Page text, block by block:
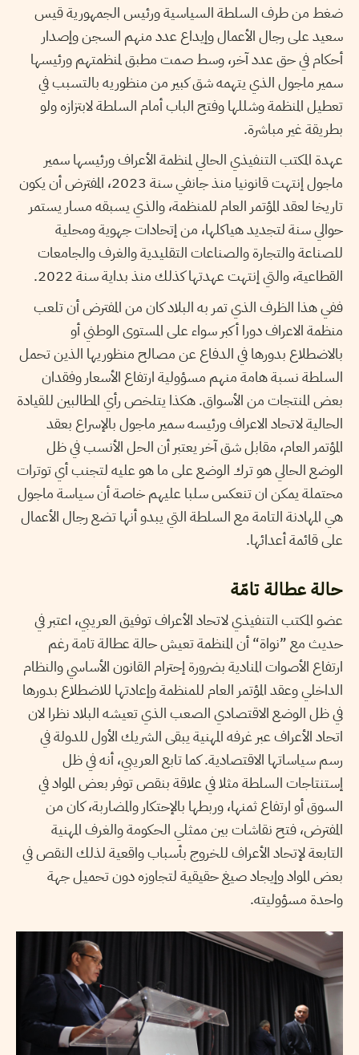
ضغط من طرف السلطة السياسية ورئيس الجمهورية قيس
سعيد على رجال الأعمال وإيداع عدد منهم السجن وإصدار
أحكام في حق عدد آخر، وسط صمت مطبق لمنظمتهم ورئيسها
سمير ماجول الذي يتهمه شق كبير من منظوريه بالتسبب في
تعطيل المنظمة وشللها وفتح الباب أمام السلطة لابتزازه ولو
بطريقة غير مباشرة.
عهدة المكتب التنفيذي الحالي لمنظمة الأعراف ورئيسها سمير
ماجول إنتهت قانونيا منذ جانفي سنة 2023، المفترض أن يكون
تاريخا لعقد المؤتمر العام للمنظمة، والذي يسبقه مسار يستمر
حوالي سنة لتجديد هياكلها، من إتحادات جهوية ومحلية
للصناعة والتجارة والصناعات التقليدية والغرف والجامعات
القطاعية، والتي إنتهت عهدتها كذلك منذ بداية سنة 2022.
ففي هذا الظرف الذي تمر به البلاد كان من المفترض أن تلعب
منظمة الاعراف دورا أكبر سواء على المستوى الوطني أو
بالاضطلاع بدورها في الدفاع عن مصالح منظوريها الذين تحمل
السلطة نسبة هامة منهم مسؤولية ارتفاع الأسعار وفقدان
بعض المنتجات من الأسواق. هكذا يتلخص رأي المطالبين للقيادة
الحالية لاتحاد الاعراف ورئيسه سمير ماجول بالإسراع بعقد
المؤتمر العام، مقابل شق آخر يعتبر أن الحل الأنسب في ظل
الوضع الحالي هو ترك الوضع على ما هو عليه لتجنب أي توترات
محتملة يمكن ان تنعكس سلبا عليهم خاصة أن سياسة ماجول
هي المهادنة التامة مع السلطة التي يبدو أنها تضع رجال الأعمال
على قائمة أعدائها.
حالة عطالة تامّة
عضو المكتب التنفيذي لاتحاد الأعراف توفيق العريبي، اعتبر في
حديث مع ”نواة“أن المنظمة تعيش حالة عطالة تامة رغم
ارتفاع الأصوات المنادية بضرورة إحترام القانون الأساسي والنظام
الداخلي وعقد المؤتمر العام للمنظمة وإعادتها للاضطلاع بدورها
في ظل الوضع الاقتصادي الصعب الذي تعيشه البلاد نظرا لان
اتحاد الأعراف عبر غرفه المهنية يبقى الشريك الأول للدولة في
رسم سياساتها الاقتصادية. كما تابع العريبي، أنه في ظل
إستنتاجات السلطة مثلا في علاقة بنقص توفر بعض المواد في
السوق أو ارتفاع ثمنها، وربطها بالإحتكار والمضاربة، كان من
المفترض، فتح نقاشات بين ممثلي الحكومة والغرف المهنية
التابعة لإتحاد الأعراف للخروج بأسباب واقعية لذلك النقص في
بعض المواد وإيجاد صيغ حقيقية لتجاوزه دون تحميل جهة
واحدة مسؤوليته.